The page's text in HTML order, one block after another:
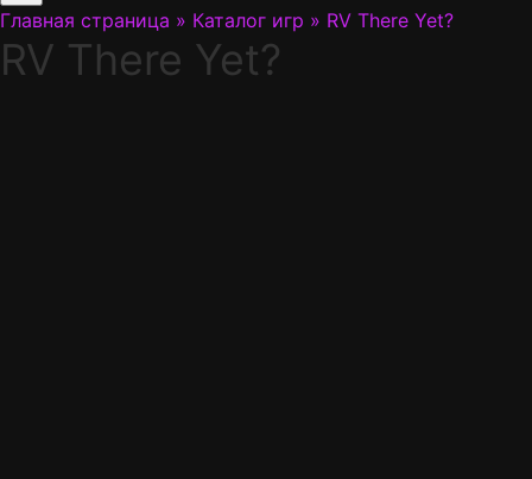
Главная страница » Каталог игр » RV There Yet?
RV There Yet?